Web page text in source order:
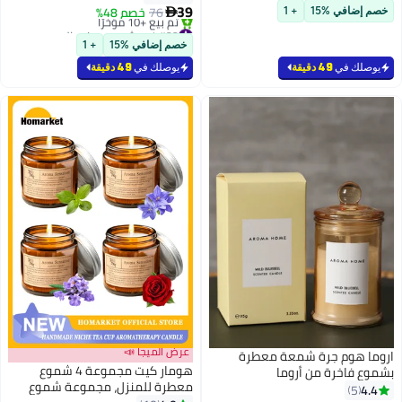
#37 في شموع ديكور البيت
خصم إضافي %15 + 1
يوصلك في49 دقيقة
الاحتراق - 42 ساعة | مجموعة
أومبري | مثالية للهدايا، ديكور
المنزل، الحفلات وعطر الغرف | مثالية
لديكور غرفة المعيشة والمكتب
39
76 خصم 48%
#33 في شموع ديكور البيت
أقل سعر في 30 يوم
تم بيع +10 مؤخرًا
#33 في شموع ديكور البيت
خصم إضافي %15 + 1
يوصلك في49 دقيقة
اروما هوم جرة شمعة معطرة
بشموع فاخرة من أروما
ناتشورالزوعاء مع غطاء بتصميم
4.4
5
عرض الميجا 📣
هومار كيت مجموعة 4 شموع
معطرة للمنزل، مجموعة شموع
#26 في شموع ديكور البيت